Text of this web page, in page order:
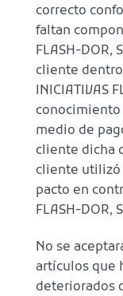
correcto
faltan
FLASH-DOR,
cliente
INICIATIVAS
medio de
cliente dicha
cliente utilizó
pacto en
FLASH-DOR,
No se
artículos que
deteriorados